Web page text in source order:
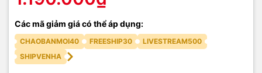
Các mã giảm giá có thể áp dụng:
CHAOBANMOI40 FREESHIP30
LIVESTREAM500
SHIPVENHA